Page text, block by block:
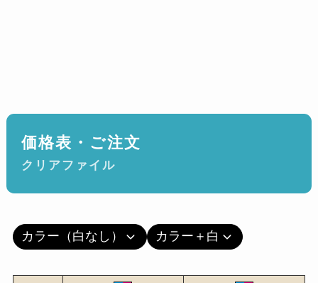
価格表・ご注文
クリアファイル
カラー（白なし） カラー＋白